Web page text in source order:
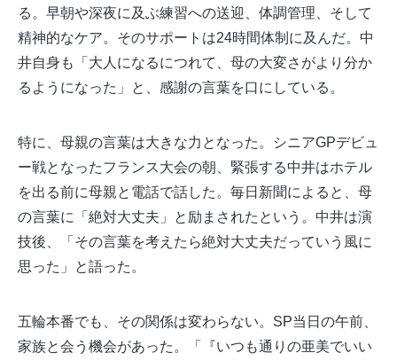
る。早朝や深夜に及ぶ練習への送迎、体調管理、そして
精神的なケア。そのサポートは24時間体制に及んだ。中
井自身も「大人になるにつれて、母の大変さがより分か
るようになった」と、感謝の言葉を口にしている。
特に、母親の言葉は大きな力となった。シニアGPデビュ
ー戦となったフランス大会の朝、緊張する中井はホテル
を出る前に母親と電話で話した。毎日新聞によると、母
の言葉に「絶対大丈夫」と励まされたという。中井は演
技後、「その言葉を考えたら絶対大丈夫だっていう風に
思った」と語った。
五輪本番でも、その関係は変わらない。SP当日の午前、
家族と会う機会があった。「『いつも通りの亜美でいい